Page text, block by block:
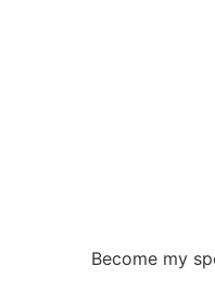
Become my